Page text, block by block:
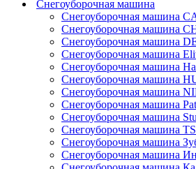
Снегоуборочная машина
Снегоуборочная машина
Снегоуборочная машина
Снегоуборочная машина
Снегоуборочная машина
Снегоуборочная машина
Снегоуборочная машина
Снегоуборочная машина
Снегоуборочная машина
Снегоуборочная машина
Снегоуборочная машина
Снегоуборочная машина
Снегоуборочная машина